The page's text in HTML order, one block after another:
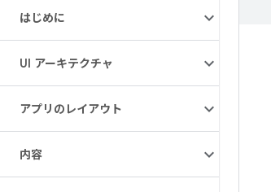
はじめに
UI アーキテクチャ
アプリのレイアウト
内容